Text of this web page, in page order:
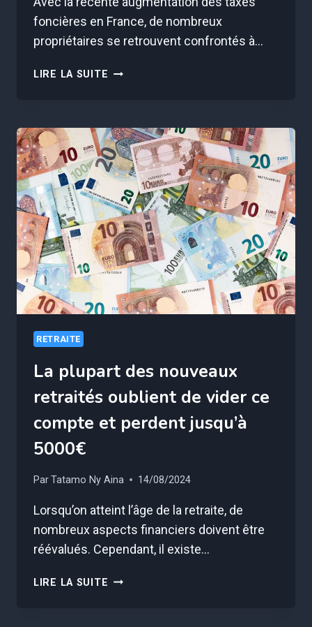
foncières en France, de nombreux
propriétaires se retrouvent confrontés à…
LIRE LA SUITE IMMOBILIER
10
DÉPARTEMENTS
OÙ
L’ON
PAYE
LE
PLUS
CHER
LA
TAXE
FONCIÈRE
RETRAITE
La plupart des nouveaux
retraités oublient de vider ce
compte et perdent jusqu’à
5000€
ParTatamo Ny Aina 14/08/2024
Lorsqu’on atteint l’âge de la retraite, de
nombreux aspects financiers doivent être
réévalués. Cependant, il existe…
LIRE LA SUITE LA